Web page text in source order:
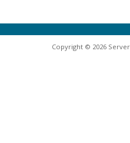
Copyright © 2026